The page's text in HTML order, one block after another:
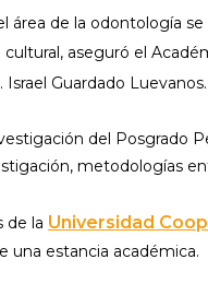
área de la odontología
aseguró el
Israel Guardado Luevanos.
del Posgrado
metodologías
de la Universidad
una estancia académica.